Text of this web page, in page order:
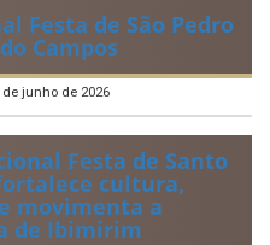
Festa de São Pedro
Campos
junho de 2026
Festa de Santo
cultura,
movimenta a
de Ibimirim